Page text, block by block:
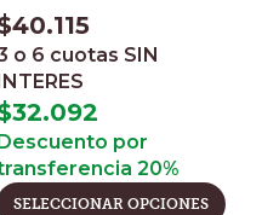
40.115
o 6 cuotas SIN
INTERES
32.092
Descuento por
20%
SELECCIONAR OPCIONES